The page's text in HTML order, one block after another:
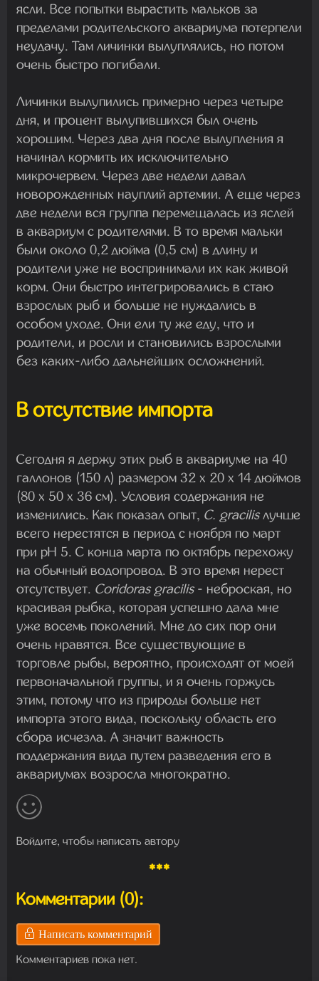
ясли. Все попытки вырастить мальков за
пределами родительского аквариума потерпели
неудачу. Там личинки вылуплялись, но потом
очень быстро погибали.
Личинки вылупились примерно через четыре
дня, и процент вылупившихся был очень
хорошим. Через два дня после вылупления я
начинал кормить их исключительно
микрочервем. Через две недели давал
новорожденных науплий артемии. А еще через
две недели вся группа перемещалась из яслей
в аквариум с родителями. В то время мальки
были около 0,2 дюйма (0,5 см) в длину и
родители уже не воспринимали их как живой
корм. Они быстро интегрировались в стаю
взрослых рыб и больше не нуждались в
особом уходе. Они ели ту же еду, что и
родители, и росли и становились взрослыми
без каких-либо дальнейших осложнений.
В отсутствие импорта
Сегодня я держу этих рыб в аквариуме на 40
галлонов (150 л) размером 32 x 20 x 14 дюймов
(80 x 50 x 36 см). Условия содержания не
изменились. Как показал опыт, C. gracilisлучше
всего нерестятся в период с ноября по март
при pH 5. С конца марта по октябрь перехожу
на обычный водопровод. В это время нерест
отсутствует. Coridoras gracilis- неброская, но
красивая рыбка, которая успешно дала мне
уже восемь поколений. Мне до сих пор они
очень нравятся. Все существующие в
торговле рыбы, вероятно, происходят от моей
первоначальной группы, и я очень горжусь
этим, потому что из природы больше нет
импорта этого вида, поскольку область его
сбора исчезла. А значит важность
поддержания вида путем разведения его в
аквариумах возросла многократно.
Войдите, чтобы написать автору
***
Комментарии (0):
Написать комментарий
Комментариев пока нет.